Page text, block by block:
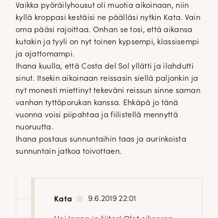
Vaikka pyöräilyhousut oli muotia aikoinaan, niin
kyllä kroppasi kestäisi ne päälläsi nytkin Kata. Vain
oma pääsi rajoittaa. Onhan se tosi, että aikansa
kutakin ja tyyli on nyt toinen kypsempi, klassisempi
ja ajattomampi.
Ihana kuulla, että Costa del Sol yllätti ja ilahdutti
sinut. Itsekin aikoinaan reissasin siellä paljonkin ja
nyt monesti miettinyt tekeväni reissun sinne saman
vanhan tyttöporukan kanssa. Ehkäpä jo tänä
vuonna voisi piipahtaa ja fiilistellä mennyttä
nuoruutta.
Ihana postaus sunnuntaihin taas ja aurinkoista
sunnuntain jatkoa toivottaen.
Kata 9.6.2019 22:01